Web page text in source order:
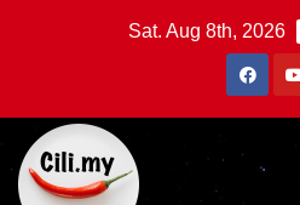
Sat. Aug 8th, 2026